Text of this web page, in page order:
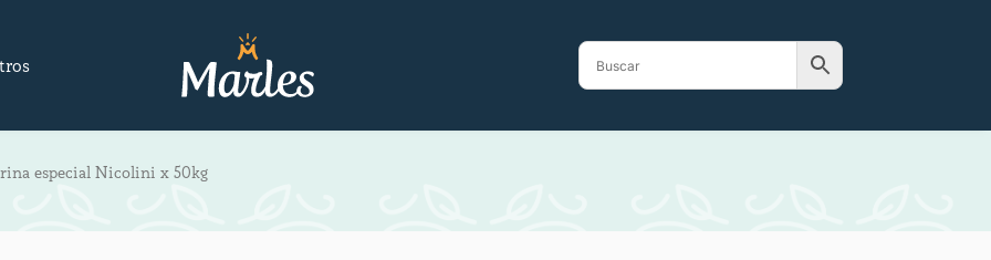
especial Nicolini x 50kg